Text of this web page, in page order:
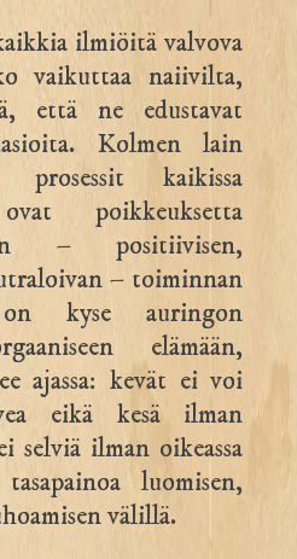
ilmiöitä valvova
vaikuttaa naiivilta,
että ne edustavat
Kolmen lain
kaikissa
poikkeuksetta
– positiivisen,
– toiminnan
kyse auringon
elämään,
ajassa: kevät ei voi
eikä kesä ilman
selviä ilman oikeassa
luomisen,
välillä.